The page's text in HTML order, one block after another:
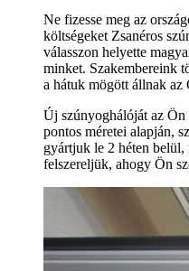
Ne fizesse meg az
költségeket Zsanéros
válasszon helyette
minket. Szakembereink
a hátuk mögött állnak az
Új szúnyoghálóját az Ön
pontos méretei alapján,
gyártjuk le 2 héten
felszereljük, ahogy Ön